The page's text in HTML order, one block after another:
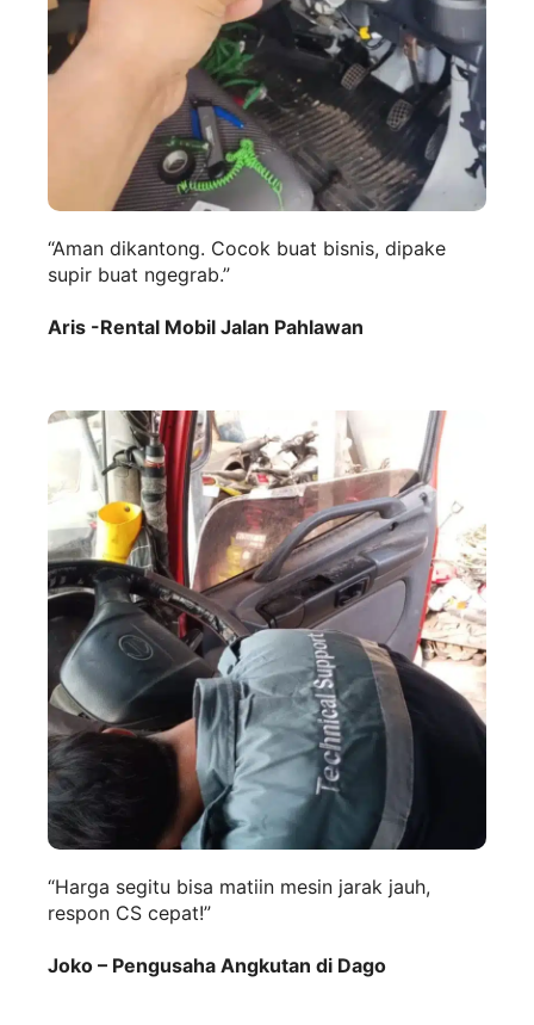
“Aman dikantong. Cocok buat bisnis, dipake
supir buat ngegrab.”
Aris -Rental Mobil Jalan Pahlawan
“Harga segitu bisa matiin mesin jarak jauh,
respon CS cepat!”
Joko – Pengusaha Angkutan di Dago